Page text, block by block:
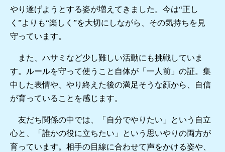
やり遂げようとする姿が増えてきました。今は“正し
く”よりも“楽しく”を大切にしながら、その気持ちを見
守っています。
また、ハサミなど少し難しい活動にも挑戦していま
す。ルールを守って使うこと自体が「一人前」の証。集
中した表情や、やり終えた後の満足そうな顔から、自信
が育っていることを感じます。
友だち関係の中では、「自分でやりたい」という自立
心と、「誰かの役に立ちたい」という思いやりの両方が
育っています。相手の目線に合わせて声をかける姿や、